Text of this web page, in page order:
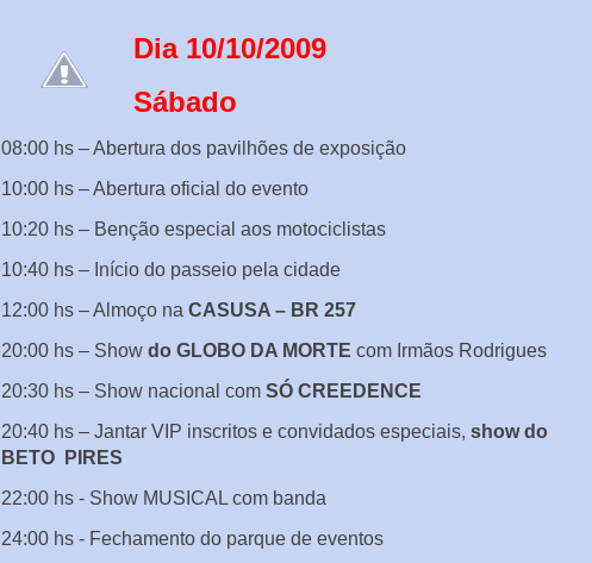
Dia 10/10/2009
Sábado
08:00 hs – Abertura dos pavilhões de exposição
10:00 hs – Abertura oficial do evento
10:20 hs – Benção especial aos motociclistas
10:40 hs – Início do passeio pela cidade
12:00 hs – Almoço na CASUSA – BR 257
20:00 hs – Show do GLOBO DA MORTE com Irmãos Rodrigues
20:30 hs – Show nacional com SÓ CREEDENCE
20:40 hs – Jantar VIP inscritos e convidados especiais, show do
BETO P IRES
22:00 hs - Show MUSICAL com banda
24:00 hs - Fechamento do parque de eventos